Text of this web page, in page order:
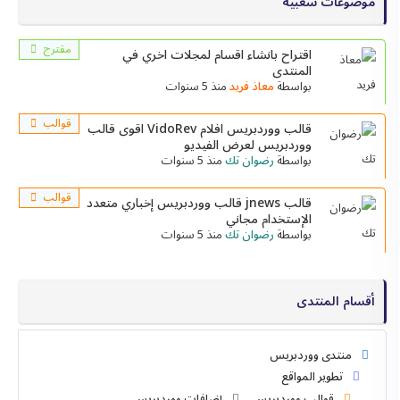
مقترح اقتراح بانشاء اقسام لمجلات اخري في
المنتدى
بواسطةمعاذ فريد منذ 5 سنوات
قوالب قالب ووردبريس افلام VidoRev اقوى قالب
ووردبريس لعرض الفيديو
بواسطةرضوان تك منذ 5 سنوات
قوالب قالب jnews قالب ووردبريس إخباري متعدد
الإستخدام مجاني
بواسطةرضوان تك منذ 5 سنوات
أقسام المنتدى
منتدى ووردبريس
تطوير المواقع